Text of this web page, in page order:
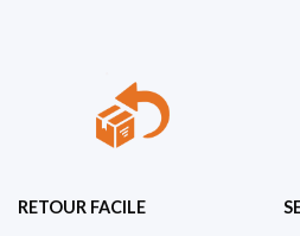
RETOUR FACILE